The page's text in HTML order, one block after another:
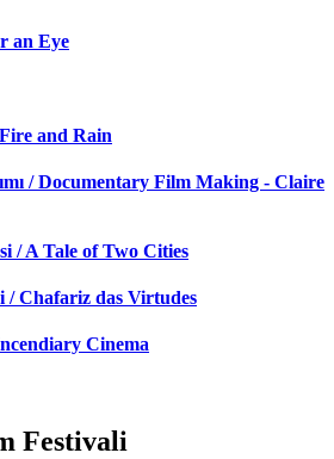
an Eye
and Rain
/ Documentary Film Making - Claire
/ A Tale of Two Cities
/ Chafariz das Virtudes
Cinema
Festivali